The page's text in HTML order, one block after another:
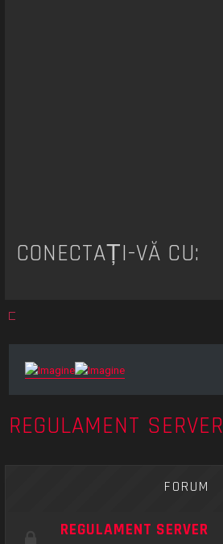
CONECTAȚI-VĂ CU:
REGULAMENT SERVER
FORUM
REGULAMENT SERVER